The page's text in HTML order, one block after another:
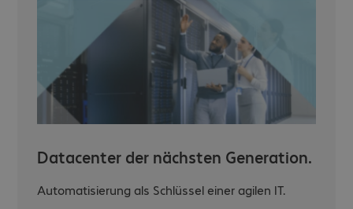
Datacenter der nächsten Generation.
Automatisierung als Schlüssel einer agilen IT.